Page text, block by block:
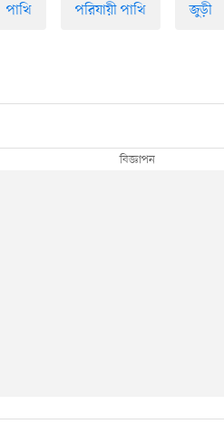
পাখি পরিযায়ী পাখি জুড়ী